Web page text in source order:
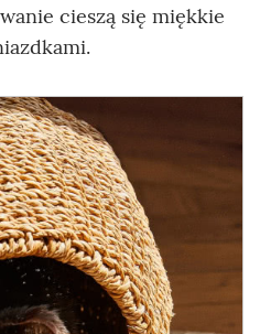
cieszą się miękkie